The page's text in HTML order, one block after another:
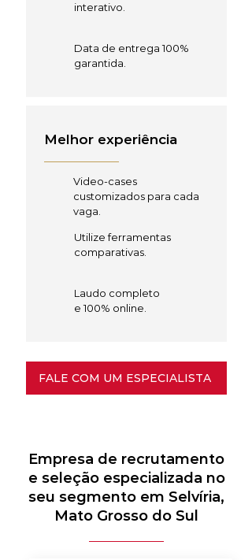
interativo.
Data de entrega 100%
garantida.
Melhor experiência
Video-cases
customizados para cada
vaga.
Utilize ferramentas
comparativas.
Laudo completo
e 100% online.
FALE COM UM ESPECIALISTA
Empresa de recrutamento
e seleção especializada no
seu segmento em Selvíria,
Mato Grosso do Sul